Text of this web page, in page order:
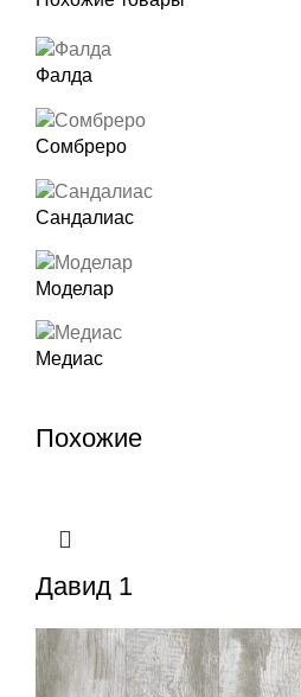
Фалда
Сомбреро
Сандалиас
Моделар
Медиас
Похожие
Давид 1